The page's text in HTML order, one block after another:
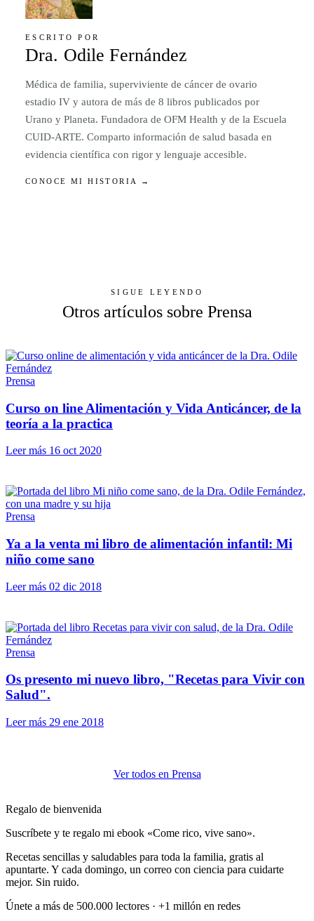
ESCRITO POR
Dra. Odile Fernández
Médica de familia, superviviente de cáncer de ovario
estadio IV y autora de más de 8 libros publicados por
Urano y Planeta. Fundadora de OFM Health y de la Escuela
CUID-ARTE. Comparto información de salud basada en
evidencia científica con rigor y lenguaje accesible.
CONOCE MI HISTORIA →
SIGUE LEYENDO
Otros artículos sobre Prensa
Prensa
Curso on line Alimentación y Vida Anticáncer, de la
teoría a la practica
Leer más 16 oct 2020
Prensa
Ya a la venta mi libro de alimentación infantil: Mi
niño come sano
Leer más 02 dic 2018
Prensa
Os presento mi nuevo libro, "Recetas para Vivir con
Salud".
Leer más 29 ene 2018
Ver todos en Prensa
Regalo de bienvenida
Suscríbete y te regalo mi ebook «Come rico, vive sano».
Recetas sencillas y saludables para toda la familia, gratis al
apuntarte. Y cada domingo, un correo con ciencia para cuidarte
mejor. Sin ruido.
Únete a más de 500.000 lectores · +1 millón en redes